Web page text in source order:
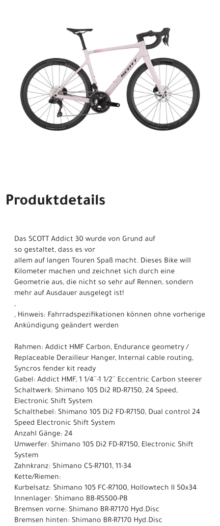
Produktdetails
Das SCOTT Addict 30 wurde von Grund auf
so gestaltet, dass es vor
allem auf langen Touren Spaß macht. Dieses Bike will
Kilometer machen und zeichnet sich durch eine
Geometrie aus, die nicht so sehr auf Rennen, sondern
mehr auf Ausdauer ausgelegt ist!
,
, Hinweis: Fahrradspezifikationen können ohne vorherige
Ankündigung geändert werden
Rahmen: Addict HMF Carbon, Endurance geometry /
Replaceable Derailleur Hanger, Internal cable routing,
Syncros fender kit ready
Gabel: Addict HMF, 1 1/4´´-1 1/2´´ Eccentric Carbon steerer
Schaltwerk: Shimano 105 Di2 RD-R7150, 24 Speed,
Electronic Shift System
Schalthebel: Shimano 105 Di2 FD-R7150, Dual control 24
Speed Electronic Shift System
Anzahl Gänge: 24
Umwerfer: Shimano 105 Di2 FD-R7150, Electronic Shift
System
Zahnkranz: Shimano CS-R7101, 11-34
Kette/Riemen:
Kurbelsatz: Shimano 105 FC-R7100, Hollowtech II 50x34
Innenlager: Shimano BB-RS500-PB
Bremsen vorne: Shimano BR-R7170 Hyd.Disc
Bremsen hinten: Shimano BR-R7170 Hyd.Disc